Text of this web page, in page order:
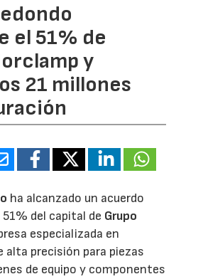
el 51% de
y
21 millones
ha alcanzado un acuerdo
51% del capital de Grupo
especializada en
alta precisión para piezas
de equipo y componentes